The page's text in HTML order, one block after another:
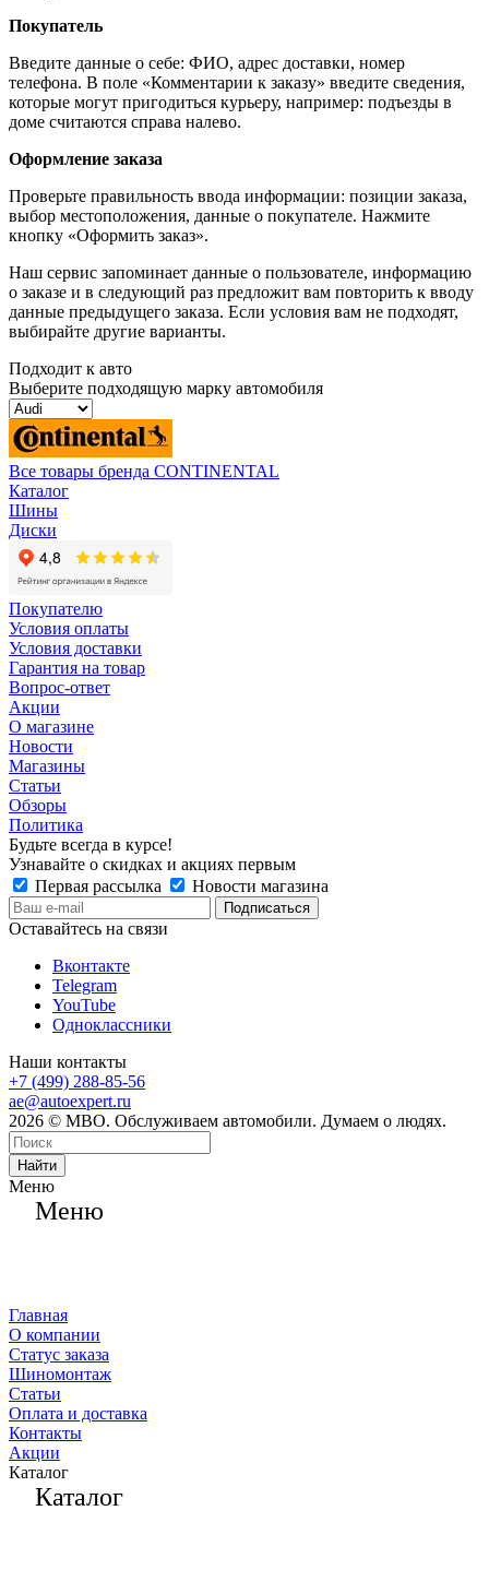
Покупатель
Введите данные о себе: ФИО, адрес доставки, номер
телефона. В поле «Комментарии к заказу» введите сведения,
которые могут пригодиться курьеру, например: подъезды в
доме считаются справа налево.
Оформление заказа
Проверьте правильность ввода информации: позиции заказа,
выбор местоположения, данные о покупателе. Нажмите
кнопку «Оформить заказ».
Наш сервис запоминает данные о пользователе, информацию
о заказе и в следующий раз предложит вам повторить к вводу
данные предыдущего заказа. Если условия вам не подходят,
выбирайте другие варианты.
Подходит к авто
Выберите подходящую марку автомобиля
Все товары бренда CONTINENTAL
Каталог
Шины
Диски
Покупателю
Условия оплаты
Условия доставки
Гарантия на товар
Вопрос-ответ
Акции
О магазине
Новости
Магазины
Статьи
Обзоры
Политика
Будьте всегда в курсе!
Узнавайте о скидках и акциях первым
Первая рассылка
Новости магазина
Оставайтесь на связи
Вконтакте
Telegram
YouTube
Одноклассники
Наши контакты
+7 (499) 288-85-56
ae@autoexpert.ru
2026 © МВО. Обслуживаем автомобили. Думаем о людях.
Найти
Меню
Меню
Главная
О компании
Статус заказа
Шиномонтаж
Статьи
Оплата и доставка
Контакты
Акции
Каталог
Каталог